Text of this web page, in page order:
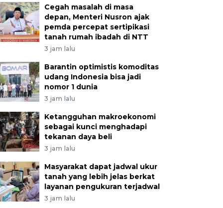
Cegah masalah di masa
depan, Menteri Nusron ajak
pemda percepat sertipikasi
tanah rumah ibadah di NTT
3 jam lalu
Barantin optimistis komoditas
udang Indonesia bisa jadi
nomor 1 dunia
3 jam lalu
Ketangguhan makroekonomi
sebagai kunci menghadapi
tekanan daya beli
3 jam lalu
Masyarakat dapat jadwal ukur
tanah yang lebih jelas berkat
layanan pengukuran terjadwal
3 jam lalu